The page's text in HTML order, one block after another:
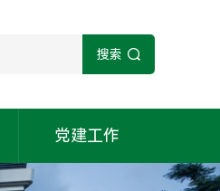
搜索
党建工作